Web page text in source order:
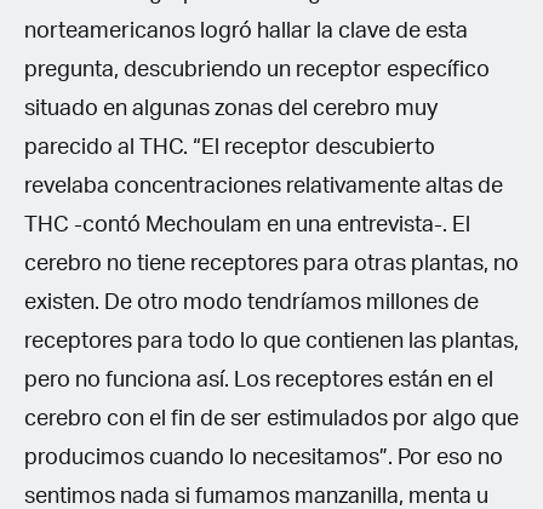
norteamericanos logró hallar la clave de esta
pregunta, descubriendo un receptor específico
situado en algunas zonas del cerebro muy
parecido al THC. “El receptor descubierto
revelaba concentraciones relativamente altas de
THC -contó Mechoulam en una entrevista-. El
cerebro no tiene receptores para otras plantas, no
existen. De otro modo tendríamos millones de
receptores para todo lo que contienen las plantas,
pero no funciona así. Los receptores están en el
cerebro con el fin de ser estimulados por algo que
producimos cuando lo necesitamos”. Por eso no
sentimos nada si fumamos manzanilla, menta u